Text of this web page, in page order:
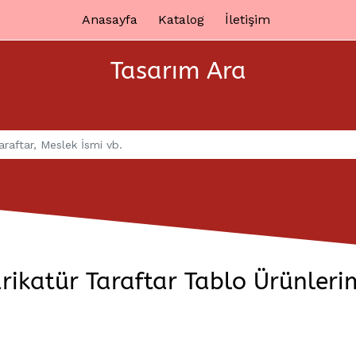
Anasayfa Katalog İletişim
Tasarım Ara
Taraftar Tablo